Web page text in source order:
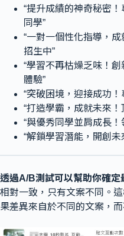
“提升成績的神奇秘密
同學”
“一對一個性化指導，
招生中”
“學習不再枯燥乏味！
體驗”
“突破困境，迎接成功
“打造學霸，成就未來
“與優秀同學並肩成長
“解鎖學習潛能，開創
透過A/B測試可以幫助你確定
相對一致，只有文案不同。
果差異來自於不同的文案，